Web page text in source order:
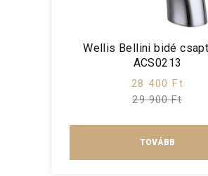
Wellis Bellini bidé
ACS0213
28 400 Ft
29 900 Ft
TOVÁBB